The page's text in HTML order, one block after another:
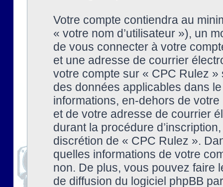
Votre compte contiendra au
« votre nom d’utilisateur »), un
de vous connecter à votre
et une adresse de courrier
votre compte sur « CPC Rulez
des données applicables dans
informations, en-dehors de
et de votre adresse de courrier
durant la procédure
discrétion de « CPC Rulez ».
quelles informations de votre
non. De plus, vous pouvez faire
de diffusion du logiciel phpBB